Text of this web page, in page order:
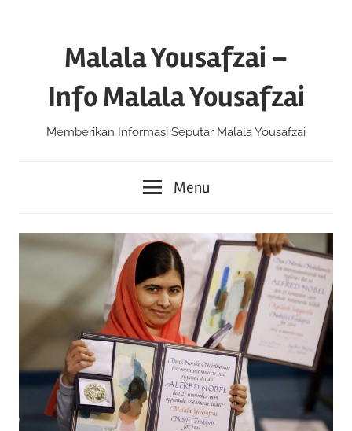
Malala Yousafzai –
Info Malala Yousafzai
Memberikan Informasi Seputar Malala Yousafzai
Menu